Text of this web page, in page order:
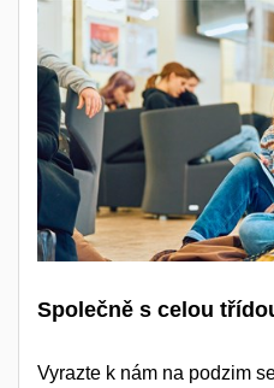
Společně s celou
Vyrazte k nám na podzim